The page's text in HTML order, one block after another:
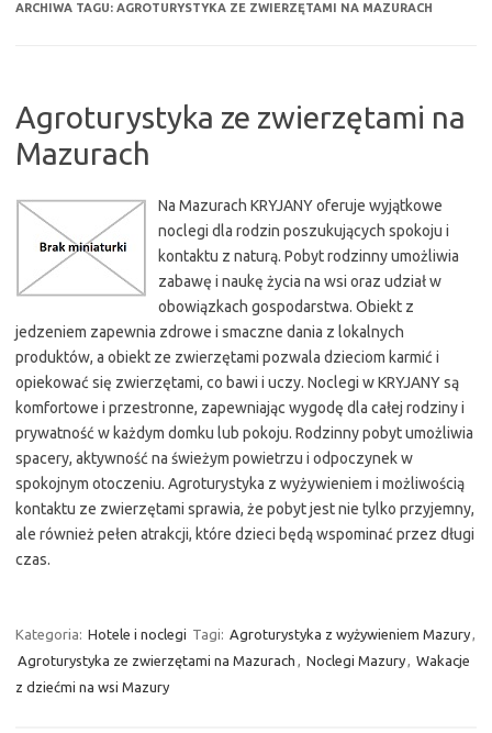
ARCHIWA TAGU: AGROTURYSTYKA ZE ZWIERZĘTAMI NA MAZURACH
Agroturystyka ze zwierzętami na
Mazurach
Na Mazurach KRYJANY oferuje wyjątkowe
noclegi dla rodzin poszukujących spokoju i
kontaktu z naturą. Pobyt rodzinny umożliwia
zabawę i naukę życia na wsi oraz udział w
obowiązkach gospodarstwa. Obiekt z
jedzeniem zapewnia zdrowe i smaczne dania z lokalnych
produktów, a obiekt ze zwierzętami pozwala dzieciom karmić i
opiekować się zwierzętami, co bawi i uczy. Noclegi w KRYJANY są
komfortowe i przestronne, zapewniając wygodę dla całej rodziny i
prywatność w każdym domku lub pokoju. Rodzinny pobyt umożliwia
spacery, aktywność na świeżym powietrzu i odpoczynek w
spokojnym otoczeniu. Agroturystyka z wyżywieniem i możliwością
kontaktu ze zwierzętami sprawia, że pobyt jest nie tylko przyjemny,
ale również pełen atrakcji, które dzieci będą wspominać przez długi
czas.
Kategoria: Hotele i noclegi Tagi: Agroturystyka z wyżywieniem Mazury,
Agroturystyka ze zwierzętami na Mazurach , Noclegi Mazury, Wakacje
z dziećmi na wsi Mazury